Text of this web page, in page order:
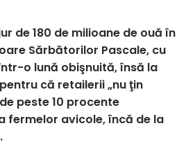
de 180 de milioane de ouă în
Sărbătorilor Pascale, cu
o lună obişnuită, însă la
că retailerii „nu ţin
peste 10 procente
avicole, încă de la